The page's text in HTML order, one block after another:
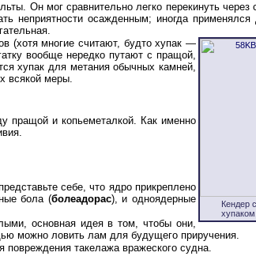
Он мог сравнительно легко перекинуть через
неприятности осажденным; иногда применялся
Кендер с
хупаком.
(хотя многие считают, будто хупак —
вообще нередко путают с пращой,
хупак для метания обычных камней,
всякой меры.
пращой и копьеметалкой. Как именно
себе, что ядро прикреплено
бола (болеадорас), и одноядерные
основная идея в том, чтобы они,
можно ловить лам для будущего приручения.
такелажа вражеского судна.